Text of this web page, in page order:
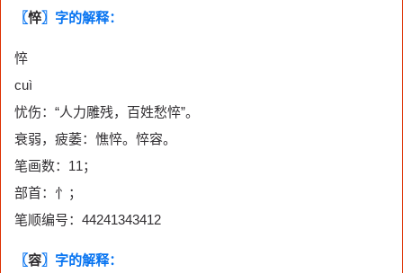
〖悴〗字的解释：
悴
cuì
忧伤：“人力雕残，百姓愁悴”。
衰弱，疲萎：憔悴。悴容。
笔画数：11；
部首：忄；
笔顺编号：44241343412
〖容〗字的解释：